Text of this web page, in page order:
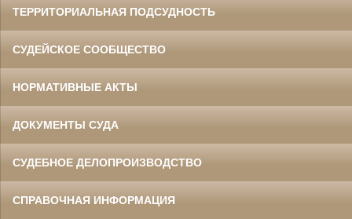
ТЕРРИТОРИАЛЬНАЯ ПОДСУДНОСТЬ
СУДЕЙСКОЕ СООБЩЕСТВО
НОРМАТИВНЫЕ АКТЫ
ДОКУМЕНТЫ СУДА
СУДЕБНОЕ ДЕЛОПРОИЗВОДСТВО
СПРАВОЧНАЯ ИНФОРМАЦИЯ